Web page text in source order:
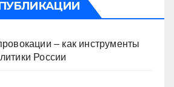
– как инструменты
России